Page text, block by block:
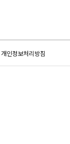
개인정보처리방침